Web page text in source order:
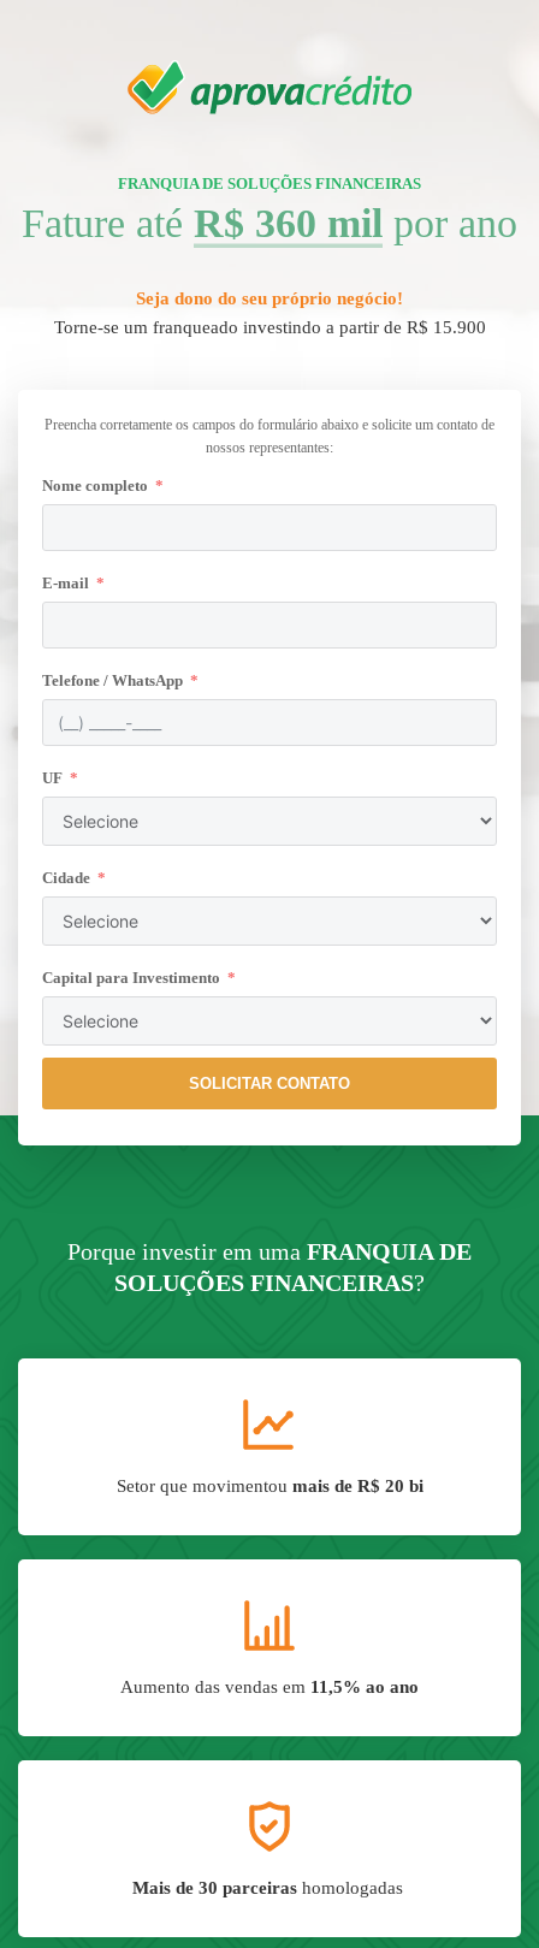
FRANQUIA DE SOLUÇÕES FINANCEIRAS
Fature até R$ 360 mil por ano
Seja dono do seu próprio negócio!
Torne-se um franqueado investindo a partir de R$ 15.900
Preencha corretamente os campos do formulário abaixo e solicite um contato de
nossos representantes:
Nome completo
E-mail
Telefone / WhatsApp
UF
Cidade
Capital para Investimento
SOLICITAR CONTATO
Porque investir em uma FRANQUIA DE
SOLUÇÕES FINANCEIRAS?
Setor que movimentou mais de R$ 20 bi
Aumento das vendas em 11,5% ao ano
Mais de 30 parceirashomologadas